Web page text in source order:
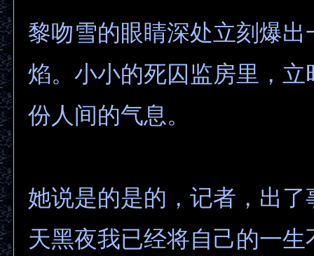
黎吻雪的眼睛深处立刻爆出
焰。小小的死囚监房里，立
份人间的气息。
她说是的是的，记者，出了
天黑夜我已经将自己的一生